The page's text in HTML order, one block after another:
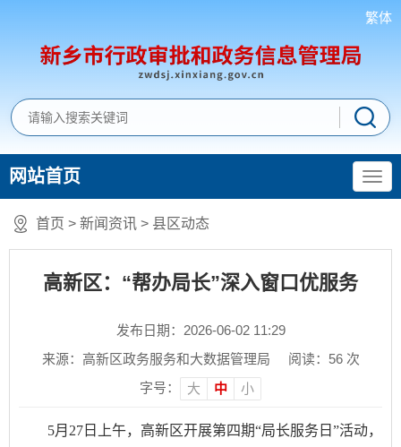
繁体
网站首页
首页 > 新闻资讯 > 县区动态
高新区：“帮办局长”深入窗口优服务
发布日期：2026-06-02 11:29
来源：高新区政务服务和大数据管理局
阅读： 56次
字号：
大 中 小
5月27日上午，高新区开展第四期“局长服务日”活动，